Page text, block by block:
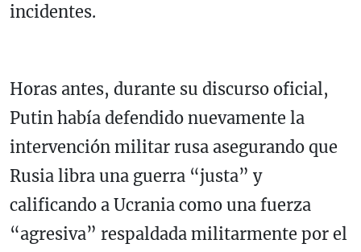
incidentes.
Horas antes, durante su discurso oficial,
Putin había defendido nuevamente la
intervención militar rusa asegurando que
Rusia libra una guerra “justa” y
calificando a Ucrania como una fuerza
“agresiva” respaldada militarmente por el